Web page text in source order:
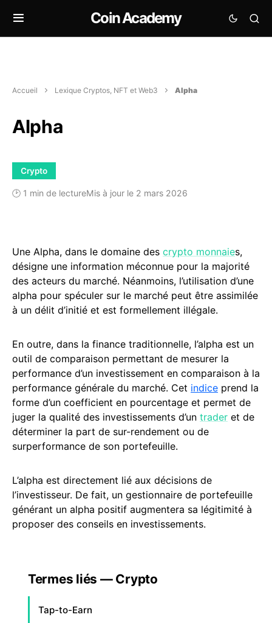
Coin Academy
Accueil Lexique Cryptos, NFT et Web3 Alpha
Alpha
Crypto
🕑 1 min de lectureMis à jour le 2 mars 2026
Une Alpha, dans le domaine des crypto monnaies,
désigne une information méconnue pour la majorité
des acteurs du marché. Néanmoins, l’utilisation d’une
alpha pour spéculer sur le marché peut être assimilée
à un délit d’initié et est formellement illégale.
En outre, dans la finance traditionnelle, l’alpha est un
outil de comparaison permettant de mesurer la
performance d’un investissement en comparaison à la
performance générale du marché. Cet indice prend la
forme d’un coefficient en pourcentage et permet de
juger la qualité des investissements d’un trader et de
déterminer la part de sur-rendement ou de
surperformance de son portefeuille.
L’alpha est directement lié aux décisions de
l’investisseur. De fait, un gestionnaire de portefeuille
générant un alpha positif augmentera sa légitimité à
proposer des conseils en investissements.
Termes liés — Crypto
Tap-to-Earn